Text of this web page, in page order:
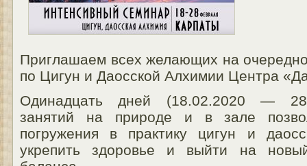
Приглашаем всех желающих на
по Цигун и Даосской Алхимии Центра
Одинадцать дней (18.02.2020 —
занятий на природе и в зале
погружения в практику цигун и
укрепить здоровье и выйти на